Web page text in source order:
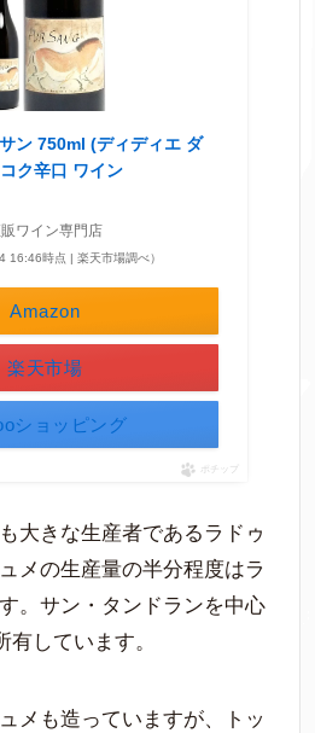
ン 750ml (ディディエ ダ
ク辛口 ワイン
ワイン専門店
16:46時点 | 楽天市場調べ）
Amazon
楽天市場
ショッピング
ポチップ
大きな生産者であるラドゥ
メの生産量の半分程度はラ
。サン・タンドランを中心
有しています。
メも造っていますが、トッ